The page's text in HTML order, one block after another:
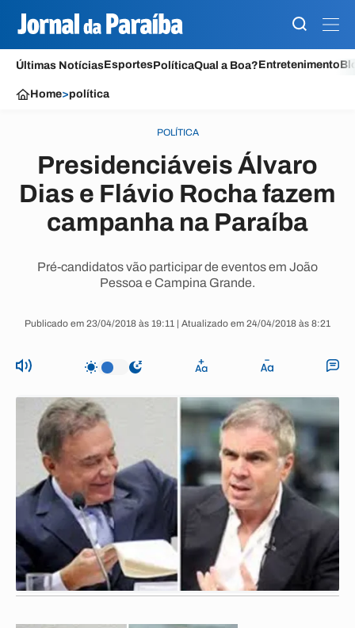
Últimas NotíciasEsportesPolíticaQual a Boa?Entretenimento
Home>política
POLÍTICA
Presidenciáveis Álvaro
Dias e Flávio Rocha fazem
campanha na Paraíba
Pré-candidatos vão participar de eventos em João
Pessoa e Campina Grande.
Publicado em 23/04/2018 às 19:11 | Atualizado em 24/04/2018 às 8:21